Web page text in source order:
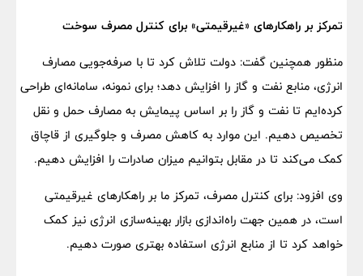
تمرکز بر راهکارهای «غیرقیمتی» برای کنترل مصرف سوخت
منظور همچنین گفت: دولت تلاش کرد تا با صرفه‌جویی مصارف
انرژی، منابع نفت و گاز را افزایش دهد؛ برای نمونه، سامانه‌ای طراحی
کرده‌ایم تا نفت و گاز را بر اساس پیمایش به مصارف حمل و نقل
تخصیص دهیم. این موارد به کاهش مصرف و جلوگیری از قاچاق
کمک می‌کند تا در مقابل بتوانیم میزان صادرات را افزایش دهیم.
وی افزود: برای کنترل مصرف، تمرکز ما بر راهکارهای غیرقیمتی
است، در همین جهت راه‌اندازی بازار بهینه‌سازی انرژی نیز کمک
خواهد کرد تا از منابع انرژی استفاده بهتری صورت دهیم.